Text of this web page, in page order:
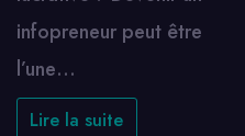
infopreneur peut être
l’une…
Lire la suite